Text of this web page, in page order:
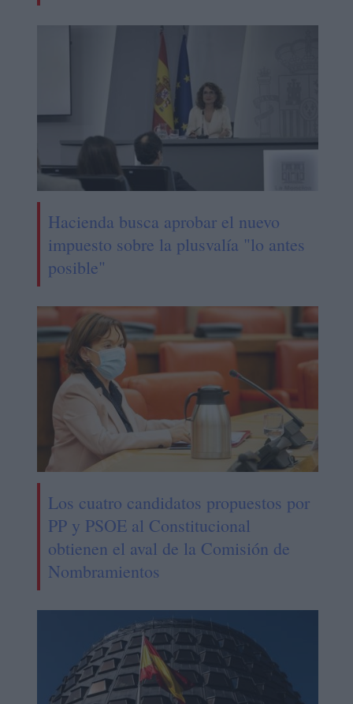
Hacienda busca aprobar el nuevo
impuesto sobre la plusvalía "lo antes
posible"
Los cuatro candidatos propuestos por
PP y PSOE al Constitucional
obtienen el aval de la Comisión de
Nombramientos